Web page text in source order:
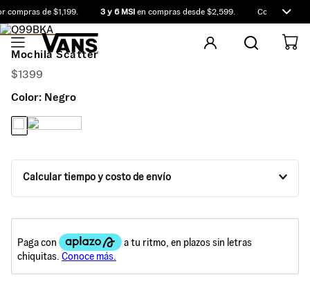
de $1,199. 3 y 6 MSIen compras desde $2,599. Compra
Mochila Scatter
$1399
Color: Negro
Calcular tiempo y costo de envío